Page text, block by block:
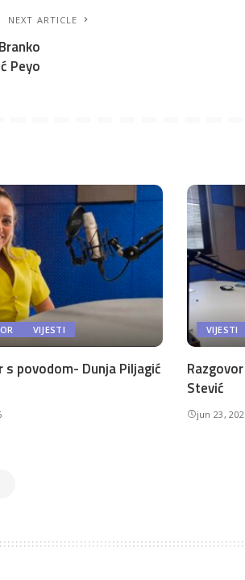
NEXT ARTICLE
Peyo
VIJESTI
s povodom- Dunja Piljagić
VIJESTI
Stević
jun 23,